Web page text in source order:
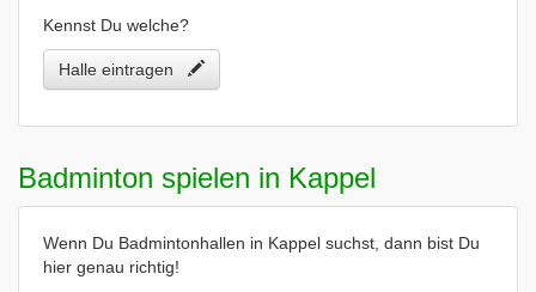
Kennst Du welche?
Halle eintragen
Badminton spielen in Kappel
Wenn Du Badmintonhallen in Kappel suchst, dann bist Du
hier genau richtig!